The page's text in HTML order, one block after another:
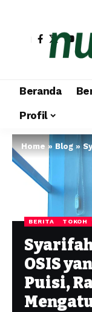
Beranda
Profil
Home»Blog»
BERITA TOKOH
OSIS
Puisi,